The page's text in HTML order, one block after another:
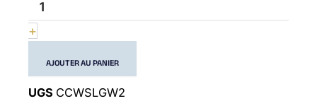
kit
Lightweight
2
+
AJOUTER AU PANIER
UGS CCWSLGW2